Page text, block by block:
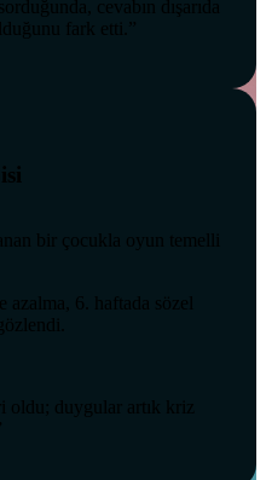
cevabın dışarıda
fark etti.”
bir çocukla oyun temelli
azalma, 6. haftada sözel
oldu; duygular artık kriz